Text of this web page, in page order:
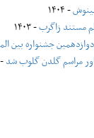
- ۱۴۰۴
مستند زاگرب- ۱۴۰۳
جشنواره بین
مراسم گلدن گلوب شد- ۱۴۰۲